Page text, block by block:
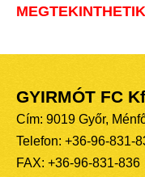
GYIRMÓT FC
Cím: 9019 Győr,
Telefon: +36-96-831-
FAX: +36-96-831-836